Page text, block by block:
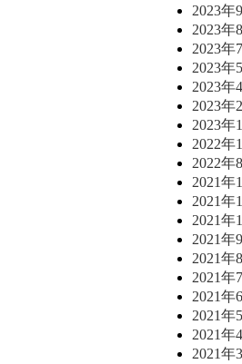
2023年
2023年
2023年
2023年
2023年
2023年
2023年
2022年
2022年
2021年
2021年
2021年
2021年
2021年
2021年
2021年
2021年
2021年
2021年